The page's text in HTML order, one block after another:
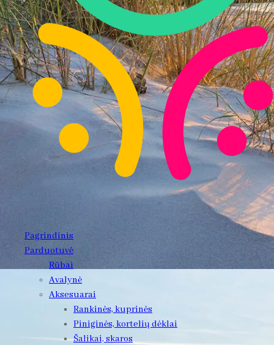
Pagrindinis
Parduotuvė
Rūbai
Avalynė
Aksesuarai
Rankinės, kuprinės
Piniginės, kortelių dėklai
Šalikai, skaros